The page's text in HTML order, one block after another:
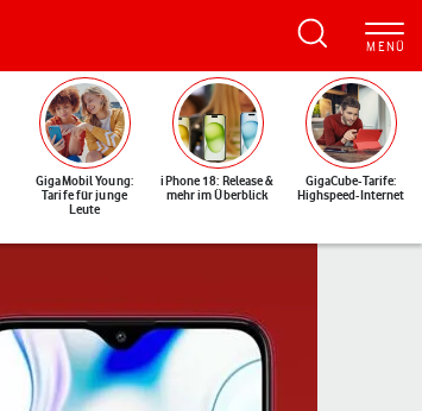
GigaMobil Young:
Tarife für junge
Leute
iPhone 18: Release &
mehr im Überblick
GigaCube-Tarife:
Highspeed-Internet